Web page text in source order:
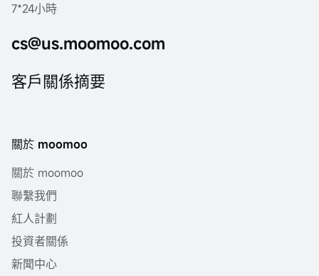
7*24小時
cs@us.moomoo.com
客戶關係摘要
關於 moomoo
關於 moomoo
聯繫我們
紅人計劃
投資者關係
新聞中心